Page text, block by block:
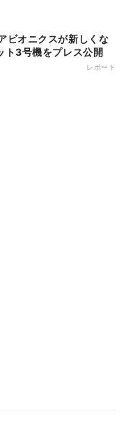
ビオニクスが新しくな
ト3号機をプレス公開
レポート